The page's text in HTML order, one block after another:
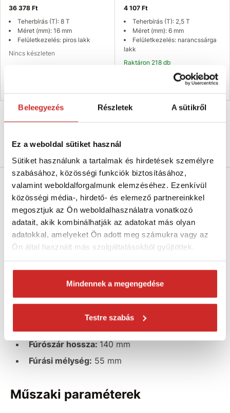
Beleegyezés Részletek A sütikről
Ez a weboldal sütiket használ
Sütiket használunk a tartalmak és hirdetések személyre
szabásához, közösségi funkciók biztosításához,
valamint weboldalforgalmunk elemzéséhez. Ezenkívül
közösségi média-, hirdető- és elemező partnereinkkel
megosztjuk az Ön weboldalhasználatra vonatkozó
adatait, akik kombinálhatják az adatokat más olyan
adatokkal, amelyeket Ön adott meg számukra vagy az
Ön által használt más szolgáltatásokból gyűjtöttek.
Mindennek a megengedése
Testre szabás
36 378 Ft
Teherbírás (T): 8 T
Méret (mm): 16 mm
Felületkezelés: piros lakk
Nincs készleten
4 107 Ft
Teherbírás (T): 2,5 T
Méret (mm): 6 mm
Felületkezelés: narancssárga
lakk
Raktáron 218 db
Kosárba
Termékleírás
Koronafúró volfrám
Méret: 33-53-73 mm
Volfrám koronafúró lyukak fúrásához falakba,
csempékbe, salaktömbökbe ésgipszkartonba
Paraméterek:
9 mm hatszög
Fúrószár hossza: 140 mm
Fúrási mélység: 55 mm
Műszaki paraméterek